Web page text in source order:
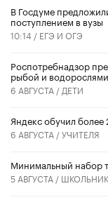
В Госдуме
поступлением в вузы
10:14 / ЕГЭ И ОГЭ
Роспотребнадзор
рыбой и водорослями
6 АВГУСТА / ДЕТИ
​Яндекс обучил более
6 АВГУСТА /УЧИТЕЛЯ
Минимальный набор
5 АВГУСТА /